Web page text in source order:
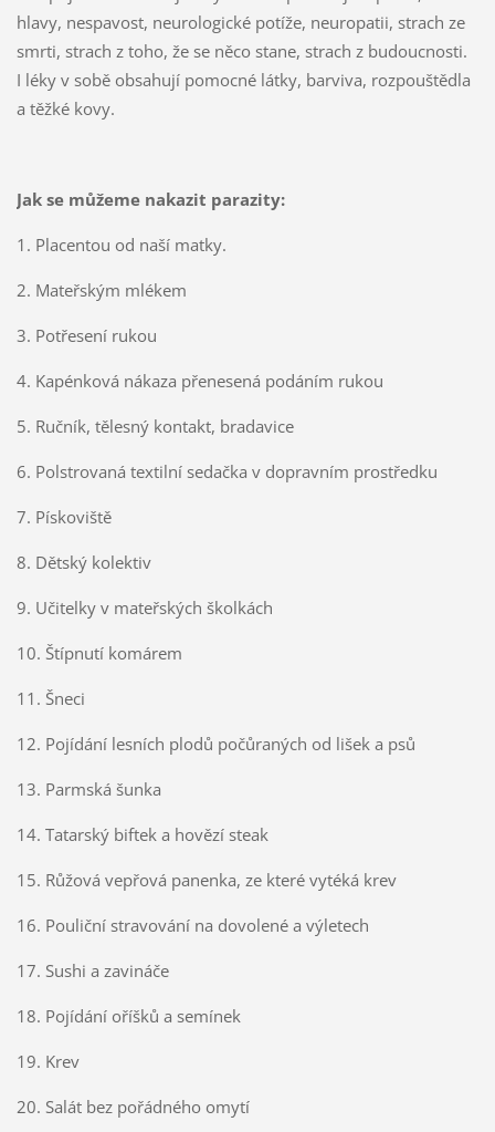
hlavy, nespavost, neurologické potíže, neuropatii, strach ze
smrti, strach z toho, že se něco stane, strach z budoucnosti.
I léky v sobě obsahují pomocné látky, barviva, rozpouštědla
a těžké kovy.
Jak se můžeme nakazit parazity:
1. Placentou od naší matky.
2. Mateřským mlékem
3. Potřesení rukou
4. Kapénková nákaza přenesená podáním rukou
5. Ručník, tělesný kontakt, bradavice
6. Polstrovaná textilní sedačka v dopravním prostředku
7. Pískoviště
8. Dětský kolektiv
9. Učitelky v mateřských školkách
10. Štípnutí komárem
11. Šneci
12. Pojídání lesních plodů počůraných od lišek a psů
13. Parmská šunka
14. Tatarský biftek a hovězí steak
15. Růžová vepřová panenka, ze které vytéká krev
16. Pouliční stravování na dovolené a výletech
17. Sushi a zavináče
18. Pojídání oříšků a semínek
19. Krev
20. Salát bez pořádného omytí